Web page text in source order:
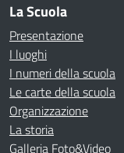
La Scuola
Presentazione
I luoghi
I numeri della scuola
Le carte della scuola
Organizzazione
La storia
Galleria Foto&Video